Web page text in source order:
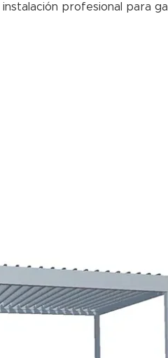
profesional para